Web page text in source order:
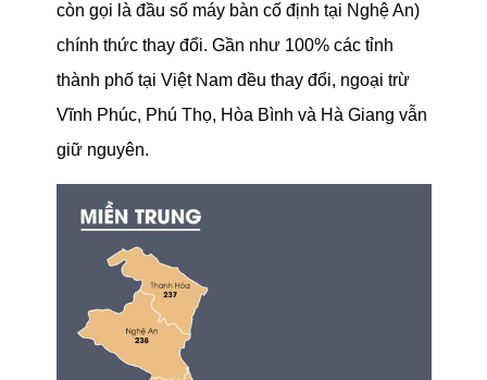
còn gọi là đầu số máy bàn cố định tại Nghệ An)
chính thức thay đổi. Gần như 100% các tỉnh
thành phố tại Việt Nam đều thay đổi, ngoại trừ
Vĩnh Phúc, Phú Thọ, Hòa Bình và Hà Giang vẫn
giữ nguyên.